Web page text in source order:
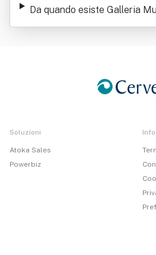
Da quando esiste Galleria
Soluzioni
Atoka Sales
Powerbiz